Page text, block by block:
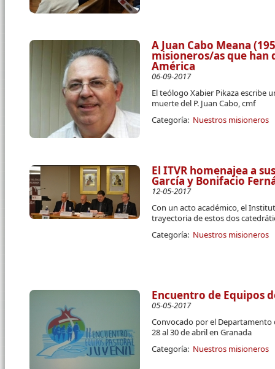
A Juan Cabo Meana
misioneros/as que han
América
06-09-2017
El teólogo Xabier Pikaza escribe
muerte del P. Juan Cabo, cmf
Categoría: Nuestros misioneros
El ITVR homenajea a
García y Bonifacio
12-05-2017
Con un acto académico, el
trayectoria de estos dos
Categoría: Nuestros misioneros
Encuentro de Equipos
05-05-2017
Convocado por el Departamento
28 al 30 de abril en Granada
Categoría: Nuestros misioneros